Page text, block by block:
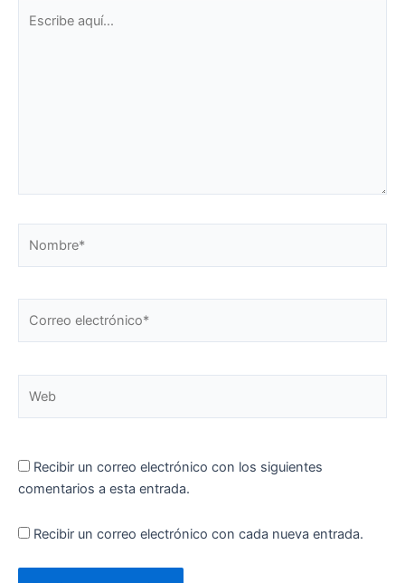
aquí...
electrónico*
Recibir un correo electrónico con los siguientes
comentarios a esta entrada.
Recibir un correo electrónico con cada nueva entrada.